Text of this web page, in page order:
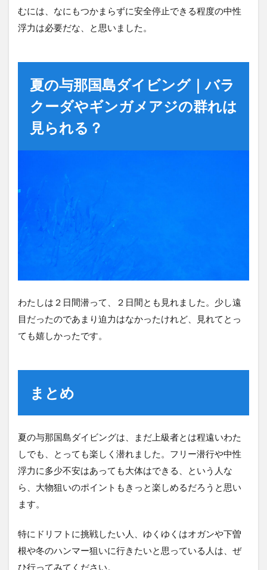
むには、なにもつかまらずに安全停止できる程度の中性
浮力は必要だな、と思いました。
夏の与那国島ダイビング｜バラ
クーダやギンガメアジの群れは
見られる？
わたしは２日間潜って、２日間とも見れました。少し遠
目だったのであまり迫力はなかったけれど、見れてとっ
ても嬉しかったです。
まとめ
夏の与那国島ダイビングは、まだ上級者とは程遠いわた
しでも、とっても楽しく潜れました。フリー潜行や中性
浮力に多少不安はあっても大体はできる、という人な
ら、大物狙いのポイントもきっと楽しめるだろうと思い
ます。
特にドリフトに挑戦したい人、ゆくゆくはオガンや下曽
根や冬のハンマー狙いに行きたいと思っている人は、ぜ
ひ行ってみてください。